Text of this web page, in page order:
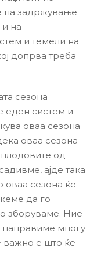
на задржување
и на
и темели на
допрва треба
сезона
еден систем и
оваа сезона
оваа сезона
од
ајде така
оваа сезона ќе
да го
зборуваме. Ние
многу
важно е што ќе